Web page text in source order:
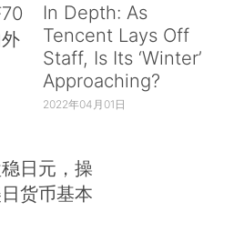
In Depth: As
Tencent Lays Off
Staff, Is Its ‘Winter’
Approaching?
2022年04月01日
日元，操
货币基本